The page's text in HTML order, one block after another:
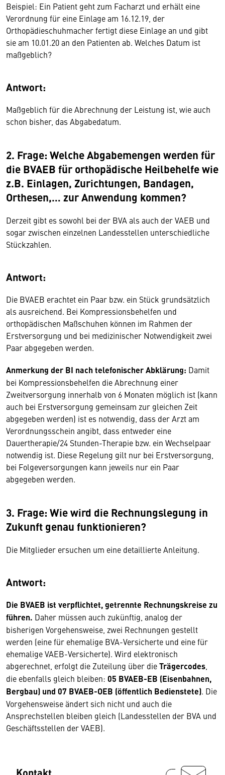
Beispiel: Ein Patient geht zum Facharzt und erhält eine
Verordnung für eine Einlage am 16.12.19, der
Orthopädieschuhmacher fertigt diese Einlage an und gibt
sie am 10.01.20 an den Patienten ab. Welches Datum ist
maßgeblich?
Antwort:
Maßgeblich für die Abrechnung der Leistung ist, wie auch
schon bisher, das Abgabedatum.
2. Frage: Welche Abgabemengen werden für
die BVAEB für orthopädische Heilbehelfe wie
z.B. Einlagen, Zurichtungen, Bandagen,
Orthesen,… zur Anwendung kommen?
Derzeit gibt es sowohl bei der BVA als auch der VAEB und
sogar zwischen einzelnen Landesstellen unterschiedliche
Stückzahlen.
Antwort:
Die BVAEB erachtet ein Paar bzw. ein Stück grundsätzlich
als ausreichend. Bei Kompressionsbehelfen und
orthopädischen Maßschuhen können im Rahmen der
Erstversorgung und bei medizinischer Notwendigkeit zwei
Paar abgegeben werden.
Anmerkung der BI nach telefonischer Abklärung: Damit
bei Kompressionsbehelfen die Abrechnung einer
Zweitversorgung innerhalb von 6 Monaten möglich ist (kann
auch bei Erstversorgung gemeinsam zur gleichen Zeit
abgegeben werden) ist es notwendig, dass der Arzt am
Verordnungsschein angibt, dass entweder eine
Dauertherapie/24 Stunden-Therapie bzw. ein Wechselpaar
notwendig ist. Diese Regelung gilt nur bei Erstversorgung,
bei Folgeversorgungen kann jeweils nur ein Paar
abgegeben werden.
3. Frage: Wie wird die Rechnungslegung in
Zukunft genau funktionieren?
Die Mitglieder ersuchen um eine detaillierte Anleitung.
Antwort:
Die BVAEB ist verpflichtet, getrennte Rechnungskreise zu
führen. Daher müssen auch zukünftig, analog der
bisherigen Vorgehensweise, zwei Rechnungen gestellt
werden (eine für ehemalige BVA-Versicherte und eine für
ehemalige VAEB-Versicherte). Wird elektronisch
abgerechnet, erfolgt die Zuteilung über dieTrägercodes
die ebenfalls gleich bleiben: 05 BVAEB-EB (Eisenbahnen,
Bergbau) und 07 BVAEB-OEB (öffentlich Bedienstete). Die
Vorgehensweise ändert sich nicht und auch die
Ansprechstellen bleiben gleich (Landesstellen der BVA und
Geschäftsstellen der VAEB).